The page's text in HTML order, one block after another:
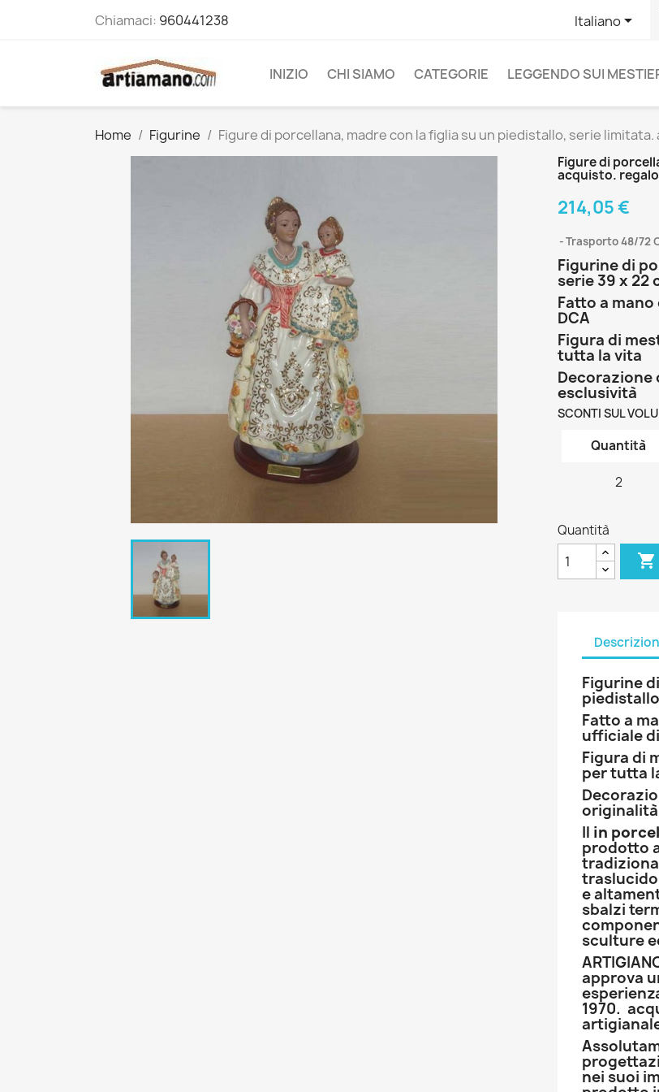
Chiamaci: 960441238 Italiano
INIZIO CHI SIAMO CATEGORIE LEGGENDO SUI
Home Figurine Figure di porcellana, madre con la figlia su un piedistallo, serie
Figure di
acquisto.
214,05 €
Trasporto 48/72
Figurine di
serie 39 x 22
Fatto a
DCA
Figura di
tutta la vita
esclusività
SCONTI SUL
Quantità
2
Quantità

Figurine
Fatto a
ufficiale
Figura di
per tutta
Il in
prodotto
e
sbalzi
sculture
approva
1970.
nei suoi